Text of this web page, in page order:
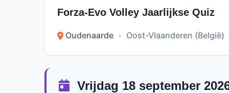
Forza-Evo Volley Jaarlijkse Quiz
Oudenaarde • Oost-Vlaanderen (België)
Vrijdag 18 september